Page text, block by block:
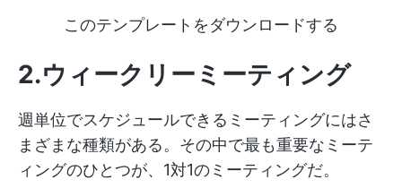
このテンプレートをダウンロードする
2.ウィークリーミーティング
週単位でスケジュールできるミーティングにはさ
まざまな種類がある。その中で最も重要なミーテ
ィングのひとつが、1対1のミーティングだ。